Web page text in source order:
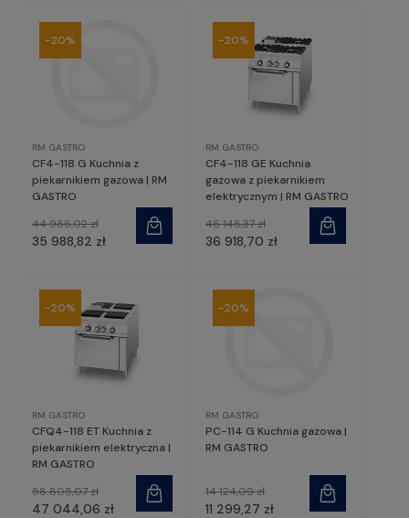
RM GASTRO
CF4-118 G Kuchnia z
piekarnikiem gazowa | RM
GASTRO
35 988,82 zł
44 986,02 zł
-20%
RM GASTRO
CF4-118 GE Kuchnia
gazowa z piekarnikiem
elektrycznym | RM GASTRO
36 918,70 zł
46 148,37 zł
-20%
RM GASTRO
CFQ4-118 ET Kuchnia z
piekarnikiem elektryczna |
RM GASTRO
47 044,06 zł
58 805,07 zł
-20%
RM GASTRO
PC-114 G Kuchnia gazowa |
RM GASTRO
11 299,27 zł
14 124,09 zł
-20%